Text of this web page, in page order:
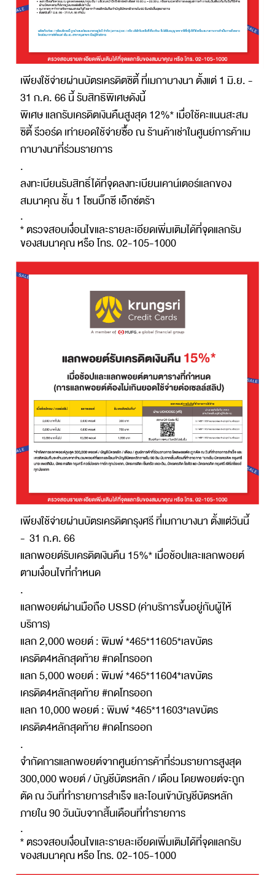
เพียงใช้จ่ายผ่านบัตรเครดิตซิตี้ ที่เมกาบางนา ตั้งแต่ 1 มิ.ย. -
31 ก.ค. 66 นี้ รับสิทธิพิเศษดังนี้
พิเศษ แลกรับเครดิตเงินคืนสูงสุด 12%* เมื่อใช้คะแนนสะสม
ซิตี้ รีวอร์ด เท่ายอดใช้จ่ายซื้อ ณ ร้านค้าเช่าในศูนย์การค้าเม
กาบางนาที่ร่วมรายการ
.
ลงทะเบียนรับสิทธิ์ได้ที่จุดลงทะเบียนเคาน์เตอร์แลกของ
สมนาคุณ ชั้น 1 โซนบิ๊กซี เอ็กซ์ตร้า
.
* ตรวจสอบเงื่อนไขและรายละเอียดเพิ่มเติมได้ที่จุดแลกรับ
ของสมนาคุณ หรือ โทร. 02-105-1000
เพียงใช้จ่ายผ่านบัตรเครดิตกรุงศรี ที่เมกาบางนา ตั้งแต่วันนี้
- 31 ก.ค. 66
แลกพอยต์รับเครดิตเงินคืน 15%* เมื่อช้อปและแลกพอยต์
ตามเงื่อนไขที่กำหนด
.
แลกพอยต์ผ่านมือถือ USSD (ค่าบริการขึ้นอยู่กับผู้ให้
บริการ)
แลก 2,000 พอยต์ : พิมพ์ *465*11605*เลขบัตร
เครดิต4หลักสุดท้าย #กดโทรออก
แลก 5,000 พอยต์ : พิมพ์ *465*11604*เลขบัตร
เครดิต4หลักสุดท้าย #กดโทรออก
แลก 10,000 พอยต์ : พิมพ์ *465*11603*เลขบัตร
เครดิต4หลักสุดท้าย #กดโทรออก
.
จำกัดการแลกพอยต์จากศูนย์การค้าที่ร่วมรายการสูงสุด
300,000 พอยต์ / บัญชีบัตรหลัก / เดือน โดยพอยต์จะถูก
ตัด ณ วันที่ทำรายการสำเร็จ และโอนเข้าบัญชีบัตรหลัก
ภายใน 90 วันนับจากสิ้นเดือนที่ทำรายการ
.
* ตรวจสอบเงื่อนไขและรายละเอียดเพิ่มเติมได้ที่จุดแลกรับ
ของสมนาคุณ หรือ โทร. 02-105-1000